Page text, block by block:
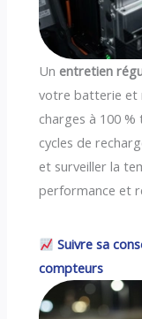
Un entretien
votre batterie et
charges à 100
cycles de
et surveiller la
performance et
Suivre sa
compteurs